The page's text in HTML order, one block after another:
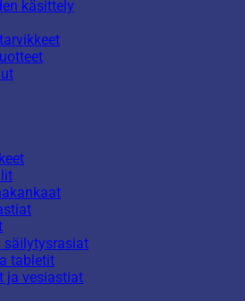
käsittely
säilytysrasiat
tabletit
ja vesiastiat